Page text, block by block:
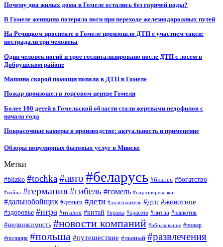
Почему два жилых дома в Гомеле остались без горячей воды?
В Гомеле женщина потеряла ноги при переходе железнодорожных путей
На Речицком проспекте в Гомеле произошло ДТП с участием такси:
пострадали три человека
Один человек погиб и трое госпитализировано после ДТП с лосем в
Добрушском районе
Машина скорой помощи попала в ДТП в Гомеле
Пожар произошел в торговом центре Гомеля
Более 100 детей в Гомельской области стали жертвами педофилов с
начала года
Покрасочные камеры в производстве: актуальность и применение
Обзоры популярных бытовых услуг в Минске
Метки
#blizko #tochka#авто #беларусь #бизнес #богатство
#война #германия#гибель #гомель #грузоперевозки
#дальнобойщик #деньги #дети #долгожитель #дтп #животное
#здоровье #игра #италия #китай #кража #красота #литва #наркотик
#недвижимость #новости компаний #образование #пожар
#полиция #польша #путешествие #пьяный #развлечения